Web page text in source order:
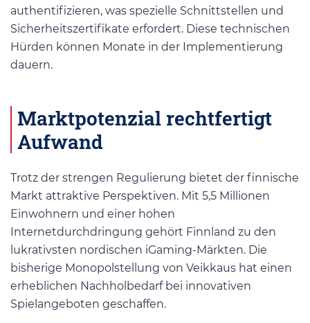
authentifizieren, was spezielle Schnittstellen und
Sicherheitszertifikate erfordert. Diese technischen
Hürden können Monate in der Implementierung
dauern.
Marktpotenzial rechtfertigt
Aufwand
Trotz der strengen Regulierung bietet der finnische
Markt attraktive Perspektiven. Mit 5,5 Millionen
Einwohnern und einer hohen
Internetdurchdringung gehört Finnland zu den
lukrativsten nordischen iGaming-Märkten. Die
bisherige Monopolstellung von Veikkaus hat einen
erheblichen Nachholbedarf bei innovativen
Spielangeboten geschaffen.